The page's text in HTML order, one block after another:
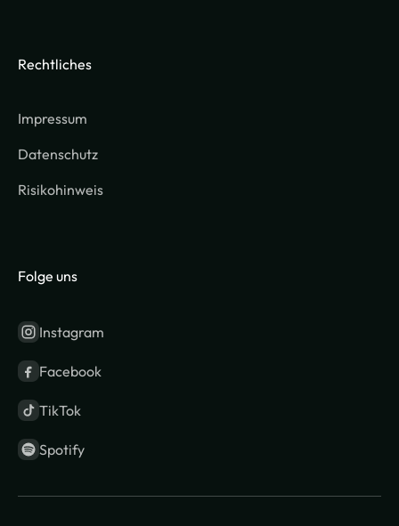
Rechtliches
Impressum
Datenschutz
Risikohinweis
Folge uns
Instagram
Facebook
TikTok
Spotify